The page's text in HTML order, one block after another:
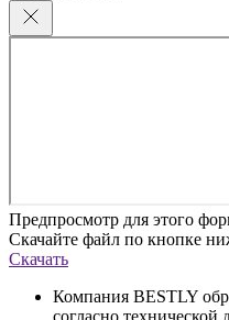
Предпросмотр для этого
Скачайте файл по кнопке
Скачать
Компания BESTLY
согласно технической